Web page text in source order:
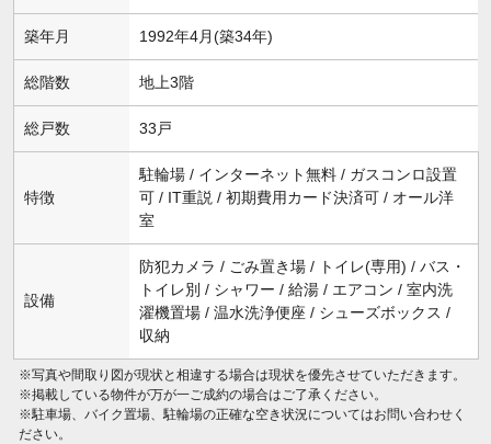
築年月 1992年4月(築34年)
総階数 地上3階
総戸数 33戸
特徴
駐輪場 / インターネット無料 / ガスコンロ設置
可 / IT重説 / 初期費用カード決済可 / オール洋
室
設備
防犯カメラ / ごみ置き場 / トイレ(専用) / バス・
トイレ別 / シャワー / 給湯 / エアコン / 室内洗
濯機置場 / 温水洗浄便座 / シューズボックス /
収納
※写真や間取り図が現状と相違する場合は現状を優先させていただきます。
※掲載している物件が万が一ご成約の場合はご了承ください。
※駐車場、バイク置場、駐輪場の正確な空き状況についてはお問い合わせく
ださい。